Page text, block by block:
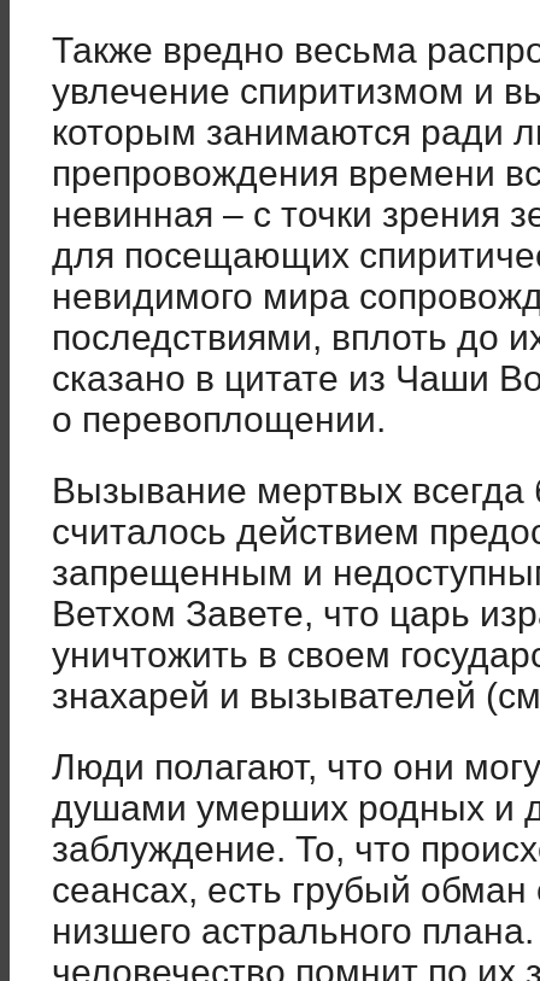
Также вредно весьма
увлечение спиритизмом и
которым занимаются ради
препровождения времени
невинная – с точки зрения
для посещающих
невидимого мира
последствиями, вплоть до
сказано в цитате из Чаши
о перевоплощении.
Вызывание мертвых всегда
считалось действием
запрещенным и
Ветхом Завете, что царь
уничтожить в своем
знахарей и вызывателей
Люди полагают, что они
душами умерших родных и
заблуждение. То, что
сеансах, есть грубый
низшего астрального
человечество помнит по их